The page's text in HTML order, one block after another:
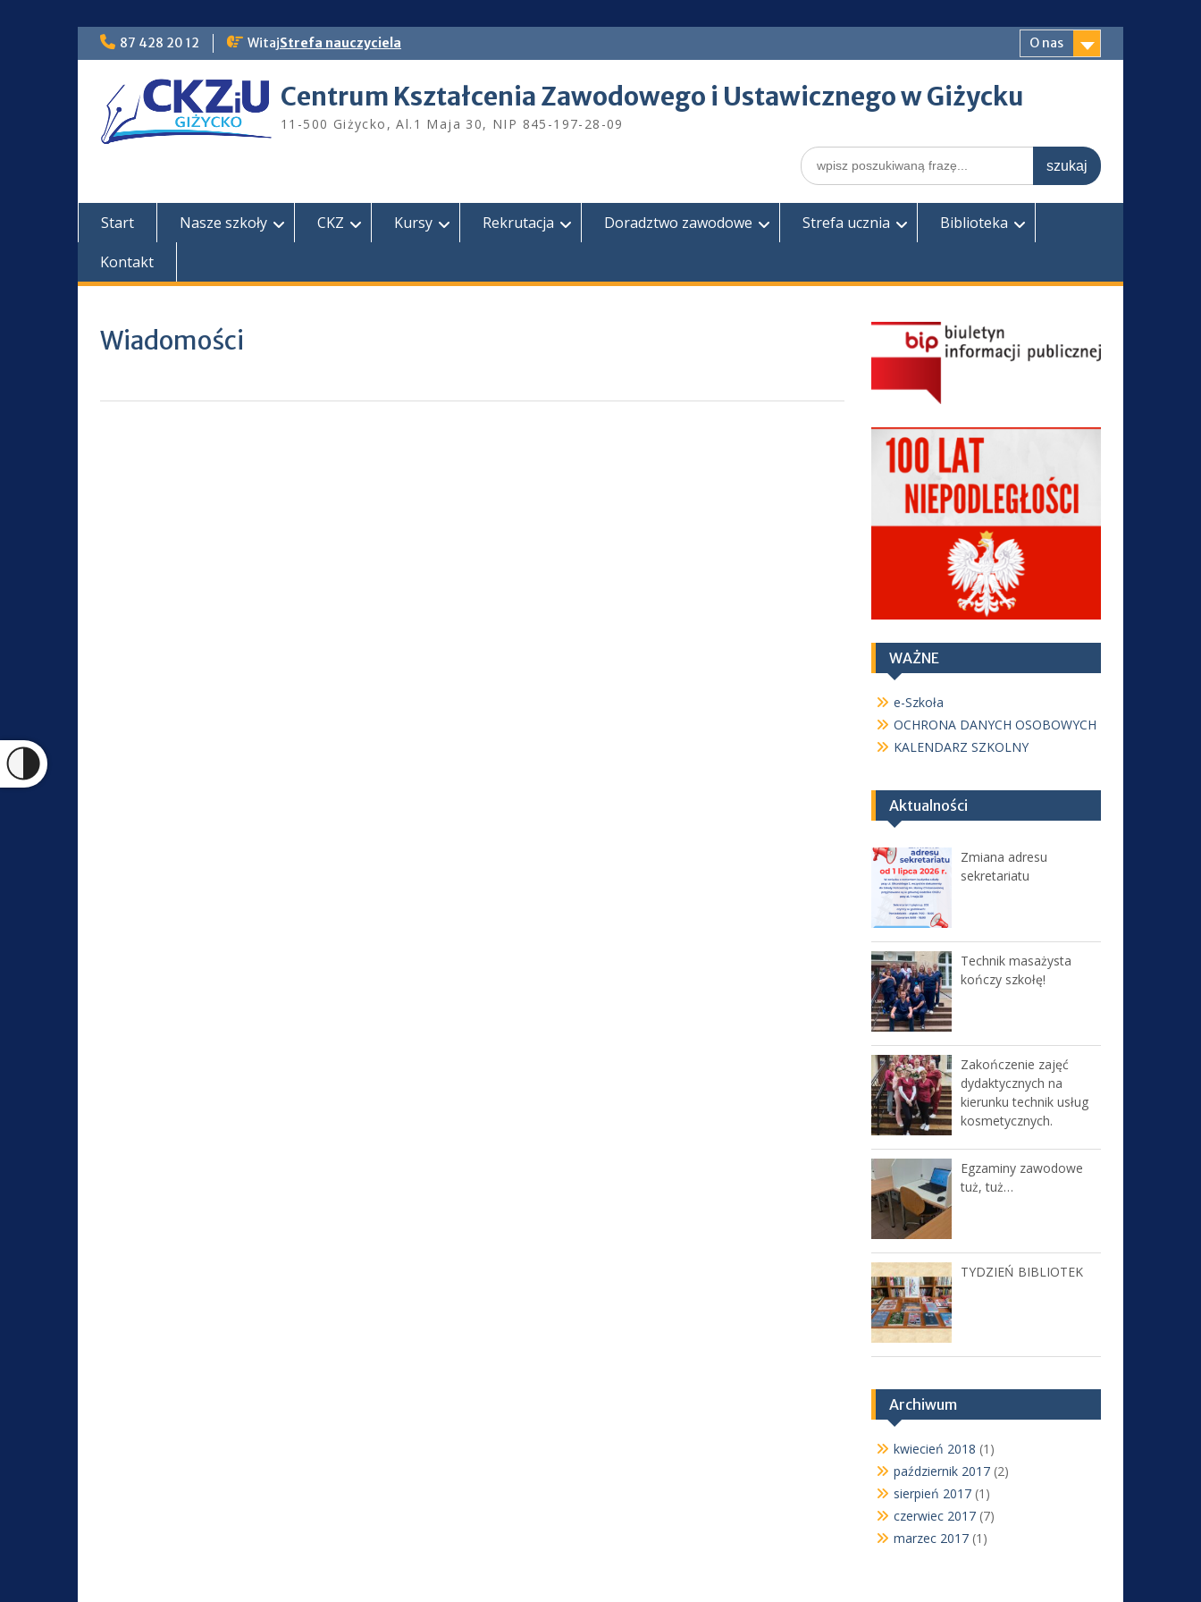
Skip
87 428 20 12 WitajStrefa nauczyciela O nas
Centrum Kształcenia Zawodowego i Ustawicznego w Giżycku
11-500 Giżycko, Al.1 Maja 30, NIP 845-197-28-09
Search
for:
Start Nasze szkoły CKZ Kursy Rekrutacja Doradztwo zawodowe Strefa ucznia
Biblioteka
Kontakt
Wiadomości
WAŻNE
e-Szkoła
OCHRONA DANYCH OSOBOWYCH
KALENDARZ SZKOLNY
Aktualności
Zmiana adresu
sekretariatu
Technik masażysta
kończy szkołę!
Zakończenie zajęć
dydaktycznych na
kierunku technik usług
kosmetycznych.
Egzaminy zawodowe
tuż, tuż…
TYDZIEŃ BIBLIOTEK
Archiwum
kwiecień 2018 (1)
październik 2017(2)
sierpień 2017(1)
czerwiec 2017(7)
marzec 2017(1)